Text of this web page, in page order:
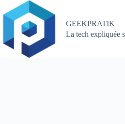
au
contenu
GEEKPRATIK
La tech expliquée